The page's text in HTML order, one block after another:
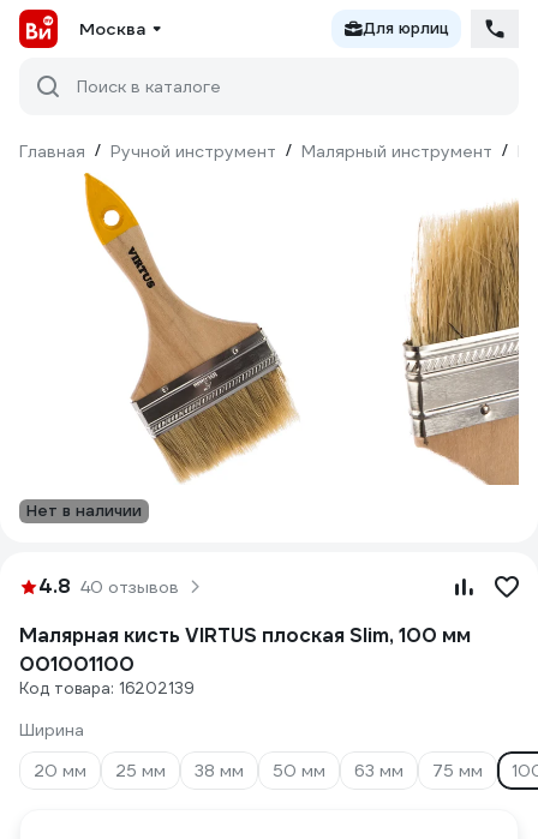
Москва Для юрлиц
Поиск в каталоге
Главная / Ручной инструмент / Малярный инструмент /
Нет в наличии
4.8 40 отзывов
Малярная кисть VIRTUS плоская Slim, 100 мм
001001100
Код товара: 16202139
Ширина
20 мм
25 мм 38 мм 50 мм 63 мм 75 мм